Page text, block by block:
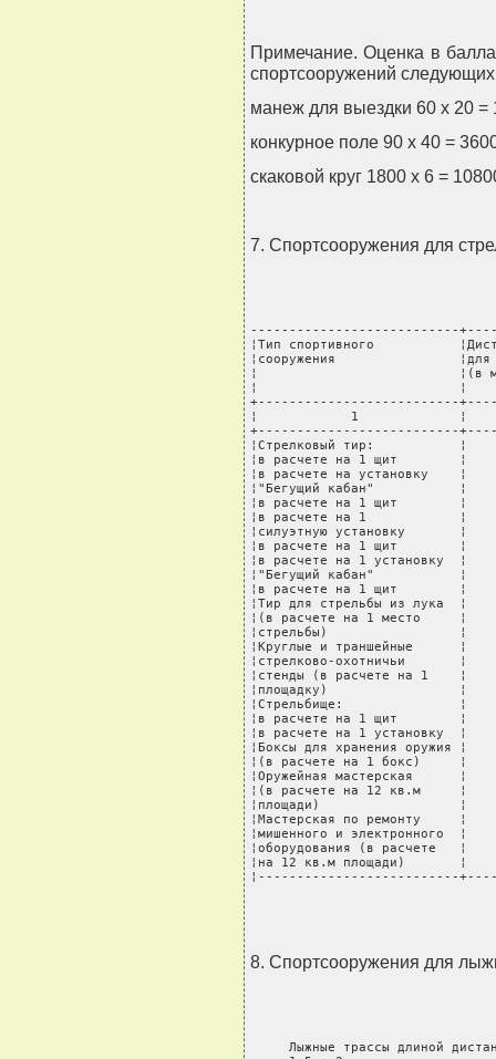
Примечание. Оценка в
спортсооружений
манеж для выездки 60 х 20 =
конкурное поле 90 x 40 =
скаковой круг 1800 x 6 =
7. Спортсооружения для
---------------------------
¦Тип спортивного
¦сооружения
¦                          ¦(в м)
¦                          ¦
+--------------------------
¦            1             ¦
+--------------------------
¦Стрелковый тир:
¦в расчете на 1 щит
¦в расчете на
¦"Бегущий кабан"           ¦
¦в расчете на 1 щит
¦в расчете на 1
¦силуэтную установку
¦в расчете на 1 щит
¦в расчете на 1
¦"Бегущий кабан"           ¦
¦в расчете на 1 щит
¦Тир для стрельбы из
¦(в расчете на 1 место
¦стрельбы)                 ¦
¦Круглые и траншейные
¦стрелково-охотничьи
¦стенды (в расчете на
¦площадку)
¦Стрельбище:
¦в расчете на 1 щит
¦в расчете на 1
¦Боксы для хранения
¦(в расчете на 1 бокс)
¦Оружейная мастерская
¦(в расчете на 12 кв.м
¦площади)                  ¦
¦Мастерская по
¦мишенного и
¦оборудования (в
¦на 12 кв.м площади)
¦--------------------------
8. Спортсооружения для
Лыжные трассы длиной